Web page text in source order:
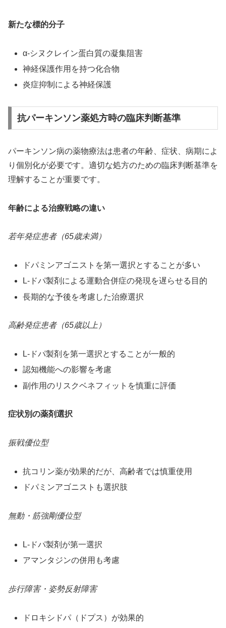
新たな標的分子
α-シヌクレイン蛋白質の凝集阻害
神経保護作用を持つ化合物
炎症抑制による神経保護
抗パーキンソン薬処方時の臨床判断基準
パーキンソン病の薬物療法は患者の年齢、症状、病期によ
り個別化が必要です。適切な処方のための臨床判断基準を
理解することが重要です。
年齢による治療戦略の違い
若年発症患者（65歳未満）
ドパミンアゴニストを第一選択とすることが多い
L-ドパ製剤による運動合併症の発現を遅らせる目的
長期的な予後を考慮した治療選択
高齢発症患者（65歳以上）
L-ドパ製剤を第一選択とすることが一般的
認知機能への影響を考慮
副作用のリスクベネフィットを慎重に評価
症状別の薬剤選択
振戦優位型
抗コリン薬が効果的だが、高齢者では慎重使用
ドパミンアゴニストも選択肢
無動・筋強剛優位型
L-ドパ製剤が第一選択
アマンタジンの併用も考慮
歩行障害・姿勢反射障害
ドロキシドパ（ドプス）が効果的